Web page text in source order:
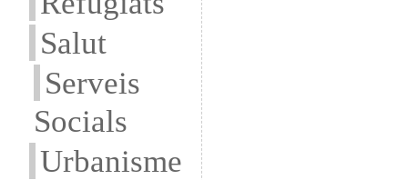
Salut
Serveis
Socials
Urbanisme